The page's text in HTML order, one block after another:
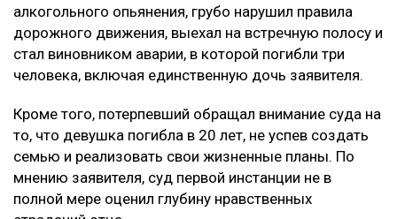
алкогольного опьянения, грубо нарушил правила
дорожного движения, выехал на встречную полосу и
стал виновником аварии, в которой погибли три
человека, включая единственную дочь заявителя.
Кроме того, потерпевший обращал внимание суда на
то, что девушка погибла в 20 лет, не успев создать
семью и реализовать свои жизненные планы. По
мнению заявителя, суд первой инстанции не в
полной мере оценил глубину нравственных